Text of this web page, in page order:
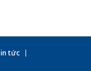
tức